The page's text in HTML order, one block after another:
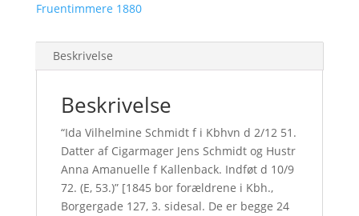
Fruentimmere 1880
Beskrivelse
Beskrivelse
“Ida Vilhelmine Schmidt f i Kbhvn d 2/12 51.
Datter af Cigarmager Jens Schmidt og Hustr
Anna Amanuelle f Kallenback. Indføt d 10/9
72. (E, 53.)” [1845 bor forældrene i Kbh.,
Borgergade 127, 3. sidesal. De er begge 24